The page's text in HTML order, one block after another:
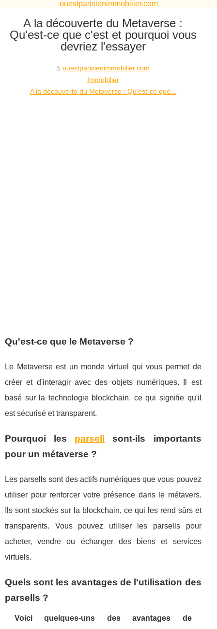
A la découverte du Metaverse :
Qu'est-ce que c'est et pourquoi vous
devriez l'essayer
ouestparisienimmobilier.com
Immobilier
A la découverte du Metaverse : Qu'est-ce que...
Qu'est-ce que le Metaverse ?
Le Metaverse est un monde virtuel qui vous permet de
créer et d'interagir avec des objets numériques. Il est
basé sur la technologie blockchain, ce qui signifie qu'il
est sécurisé et transparent.
Pourquoi les parsell
sont-ils importants
pour un métaverse ?
Les parsells sont des actifs numériques que vous pouvez
utiliser pour renforcer votre présence dans le métavers.
Ils sont stockés sur la blockchain, ce qui les rend sûrs et
transparents. Vous pouvez utiliser les parsells pour
acheter, vendre ou échanger des biens et services
virtuels.
Quels sont les avantages de l'utilisation des
parsells ?
Voici quelques-uns des avantages de
ouestparisienimmobilier.com